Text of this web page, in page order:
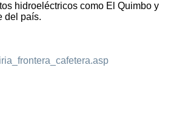
hidroeléctricos como El Quimbo y
del país.